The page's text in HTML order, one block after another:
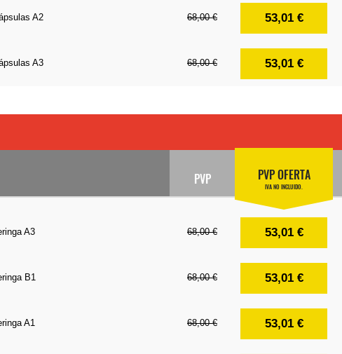
A2 68,00 € 53,01 €
A3 68,00 € 53,01 €
PVP PVP OFERTA
IVA NO INCLUIDO.
A3 68,00 € 53,01 €
B1 68,00 € 53,01 €
A1 68,00 € 53,01 €